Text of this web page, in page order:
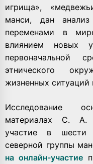
игрища»,
манси, дан
переменами в
влиянием новых
первоначальной
этнического
жизненных ситуаций
Исследование
материалах С. А.
участие в шести
северной группы
на онлайн-участие